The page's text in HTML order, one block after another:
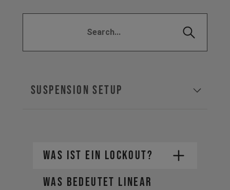
SUSPENSION SETUP
WAS IST EIN LOCKOUT?
WAS BEDEUTET LINEAR